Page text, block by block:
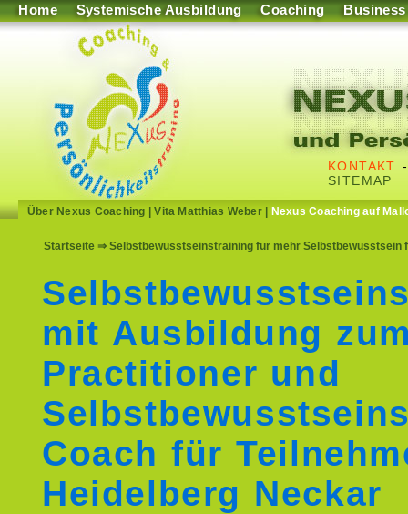
Home Systemische Ausbildung Coaching Business
KONTAKT
SITEMAP
Über Nexus Coaching |Vita Matthias Weber| Nexus Coaching auf
Startseite ⇒ Selbstbewusstseinstraining für mehr Selbstbewusstsein
mit Ausbildung
Practitioner und
Coach für
Heidelberg Neckar